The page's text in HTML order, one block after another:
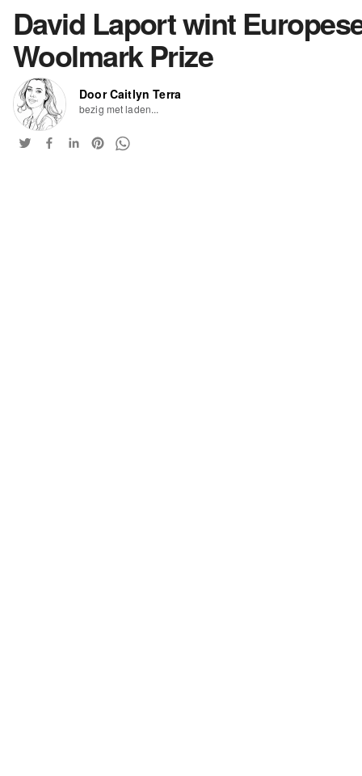
David Laport wint
Woolmark Prize
Door Caitlyn Terra
bezig met laden...